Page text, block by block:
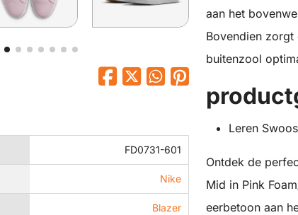
FD0731-601
Nike
Blazer
aan het
Bovendien
buitenzool
Leren
Ontdek de
Mid in Pink
eerbetoon aan